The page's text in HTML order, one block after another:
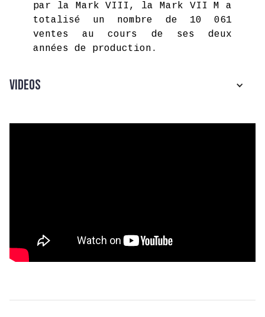
par la Mark VIII, la Mark VII M a
totalisé un nombre de 10 061
ventes au cours de ses deux
années de production.
Videos